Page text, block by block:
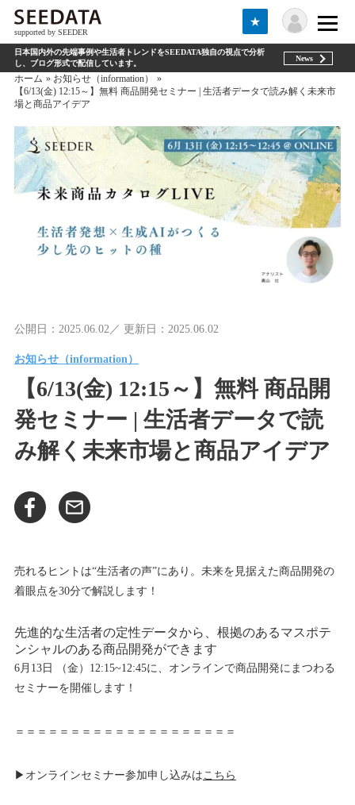
supported by SEEDER
★
日本国内外の先端事例や生活者トレンドをSEEDATA独自の視点で分析
し、ブログ形式で配信しています。
News
ホーム
お知らせ（information）
【6/13(金) 12:15～】無料 商品開発セミナー | 生活者データで読み解く未来市
場と商品アイデア
公開日：2025.06.02／ 更新日：2025.06.02
お知らせ（information）
【6/13(金) 12:15～】無料 商品開
発セミナー | 生活者データで読
み解く未来市場と商品アイデア
売れるヒントは“生活者の声”にあり。未来を見据えた商品開発の
着眼点を30分で解説します！
先進的な生活者の定性データから、根拠のあるマスポテ
ンシャルのある商品開発ができます
6月13日 （金）12:15~12:45に、オンラインで商品開発にまつわる
セミナーを開催します！
＝＝＝＝＝＝＝＝＝＝＝＝＝＝＝＝＝＝＝＝
▶オンラインセミナー参加申し込みはこちら